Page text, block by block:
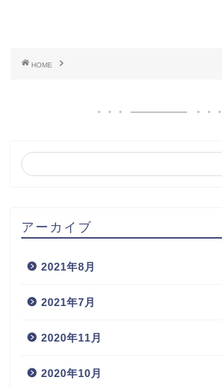
HOME
アーカイブ
2021年8月
2021年7月
2020年11月
2020年10月